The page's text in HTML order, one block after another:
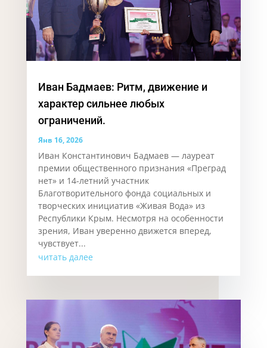
Иван Бадмаев: Ритм, движение и
характер сильнее любых
ограничений.
Янв 16, 2026
Иван Константинович Бадмаев — лауреат
премии общественного признания «Преград
нет» и 14-летний участник
Благотворительного фонда социальных и
творческих инициатив «Живая Вода» из
Республики Крым. Несмотря на особенности
зрения, Иван уверенно движется вперед,
чувствует...
читать далее